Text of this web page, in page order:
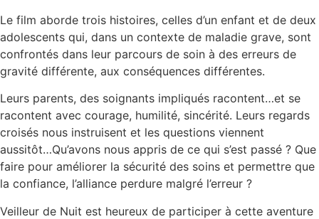
Le film aborde trois histoires, celles d’un enfant et de deux
adolescents qui, dans un contexte de maladie grave, sont
confrontés dans leur parcours de soin à des erreurs de
gravité différente, aux conséquences différentes.
Leurs parents, des soignants impliqués racontent…et se
racontent avec courage, humilité, sincérité. Leurs regards
croisés nous instruisent et les questions viennent
aussitôt…Qu’avons nous appris de ce qui s’est passé ? Que
faire pour améliorer la sécurité des soins et permettre que
la confiance, l’alliance perdure malgré l’erreur ?
Veilleur de Nuit est heureux de participer à cette aventure